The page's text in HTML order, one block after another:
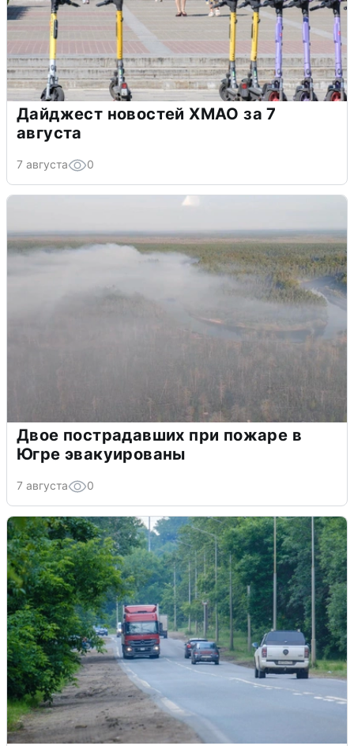
Дайджест новостей ХМАО за 7
августа
7 августа 0
Двое пострадавших при пожаре в
Югре эвакуированы
7 августа 0